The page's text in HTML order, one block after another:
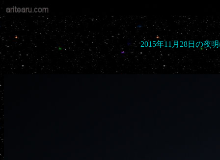
2015年11月28日の夜